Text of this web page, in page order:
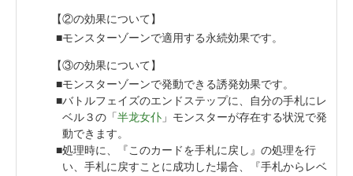
【②の効果について】
モンスターゾーンで適用する永続効果です。
【③の効果について】
モンスターゾーンで発動できる誘発効果です。
バトルフェイズのエンドステップに、自分の手札にレ
ベル３の「半龙女仆 」モンスターが存在する状況で発
動できます。
処理時に、『このカードを手札に戻し』の処理を行
い、手札に戻すことに成功した場合、『手札からレベ